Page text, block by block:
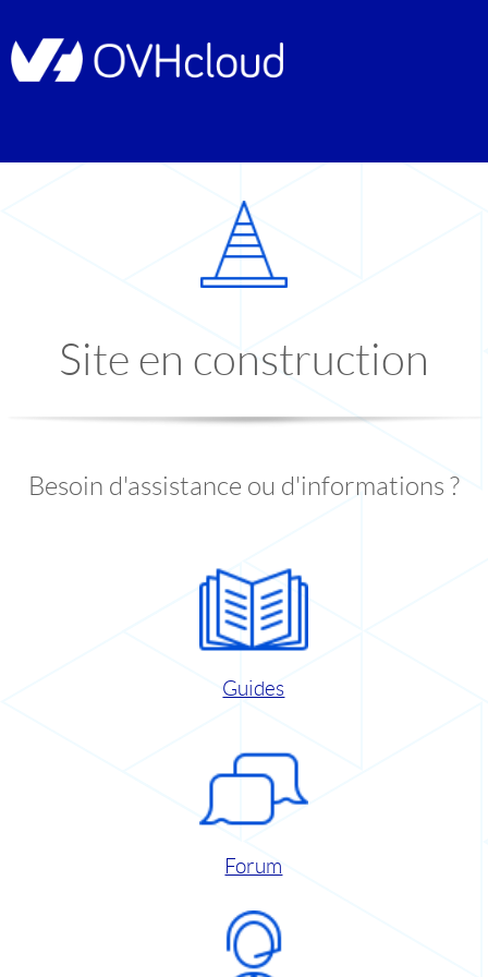
Site en construction
Besoin d'assistance ou d'informations ?
Guides
Forum